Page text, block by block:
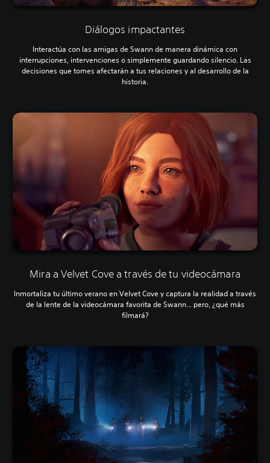
Diálogos impactantes
Interactúa con las amigas de Swann de manera dinámica con
interrupciones, intervenciones o simplemente guardando silencio. Las
decisiones que tomes afectarán a tus relaciones y al desarrollo de la
historia.
Mira a Velvet Cove a través de tu videocámara
Inmortaliza tu último verano en Velvet Cove y captura la realidad a través
de la lente de la videocámara favorita de Swann... pero, ¿qué más
filmará?